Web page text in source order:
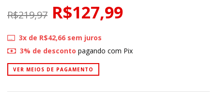
R$219,97 R$127,99
3x de R$42,66sem juros
3% de desconto pagando com Pix
VER MEIOS DE PAGAMENTO